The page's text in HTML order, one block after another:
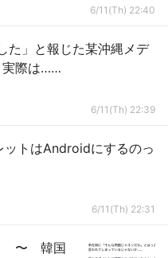
6/11(Th) 22:40
た」と報じた某沖縄メデ
実際は……
6/11(Th) 22:39
トはAndroidにするのっ
6/11(Th) 22:31
〜 韓国